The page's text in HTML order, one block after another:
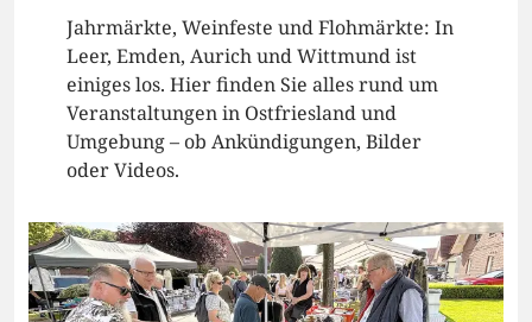
Jahrmärkte, Weinfeste und Flohmärkte: In
Leer, Emden, Aurich und Wittmund ist
einiges los. Hier finden Sie alles rund um
Veranstaltungen in Ostfriesland und
Umgebung – ob Ankündigungen, Bilder
oder Videos.